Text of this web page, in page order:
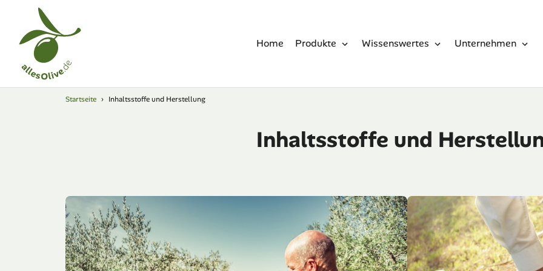
Inhalt
Home Produkte Wissenswertes Unternehmen
Startseite › Inhaltsstoffe und Herstellung
Inhaltsstoffe und